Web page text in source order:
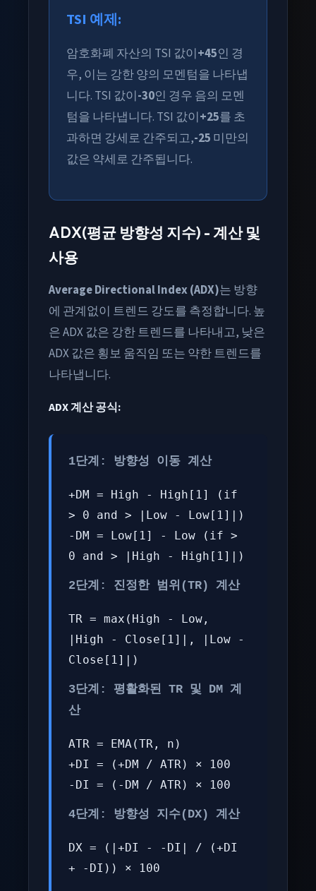
TSI 예제:
암호화폐 자산의 TSI 값이+45인 경
우, 이는 강한 양의 모멘텀을 나타냅
니다. TSI 값이-30인 경우 음의 모멘
텀을 나타냅니다. TSI 값이+25를 초
과하면 강세로 간주되고,-25 미만의
값은 약세로 간주됩니다.
ADX(평균 방향성 지수) - 계산 및
사용
Average Directional Index (ADX)는 방향
에 관계없이 트렌드 강도를 측정합니다. 높
은 ADX 값은 강한 트렌드를 나타내고, 낮은
ADX 값은 횡보 움직임 또는 약한 트렌드를
나타냅니다.
ADX 계산 공식:
1단계: 방향성 이동 계산
+DM = High - High[1] (if
> 0 and > |Low - Low[1]|)
-DM = Low[1] - Low (if >
0 and > |High - High[1]|)
2단계: 진정한 범위(TR) 계산
TR = max(High - Low,
|High - Close[1]|, |Low -
Close[1]|)
3단계: 평활화된 TR 및 DM 계
산
ATR = EMA(TR, n)
+DI = (+DM / ATR) × 100
-DI = (-DM / ATR) × 100
4단계: 방향성 지수(DX) 계산
DX = (|+DI - -DI| / (+DI
+ -DI)) × 100